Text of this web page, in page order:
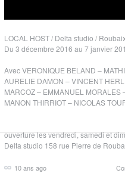
LOCAL HOST / Delta studio /
Du 3 décembre 2016 au 7 janvier
Avec VERONIQUE BELAND –
AURELIE DAMON – VINCENT
MARCOZ – EMMANUEL MORALES
MANON THIRRIOT – NICOLAS
ouverture les vendredi, samedi et
Delta studio 158 rue Pierre de
10 ans ago